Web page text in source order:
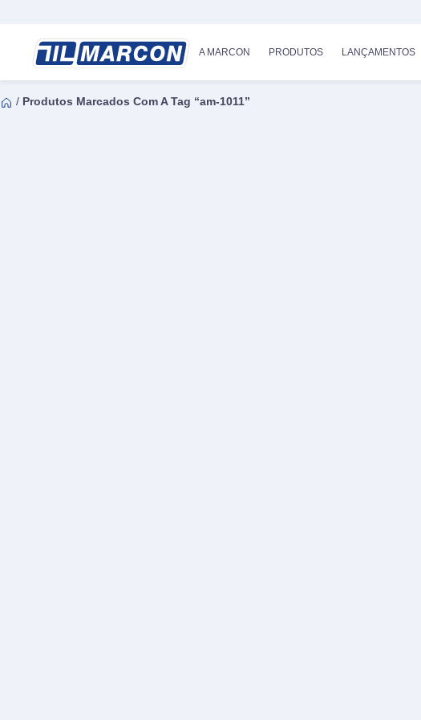
A MARCON PRODUTOS LANÇAMENTOS
/ Produtos Marcados Com A Tag “am-1011”